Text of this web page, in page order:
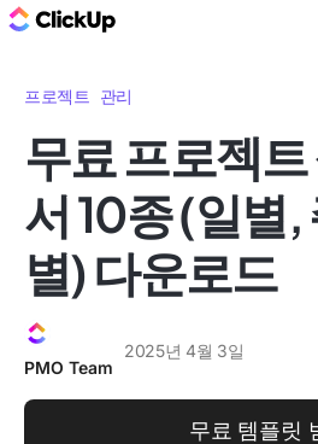
프로젝트 관리
무료 프로젝
서 10종 (일별,
별) 다운로드
PMO Team
2025년 4월 3일
무료 템플릿